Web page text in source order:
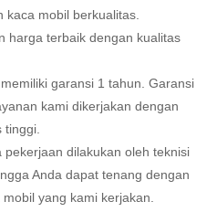
kaca mobil berkualitas.
harga terbaik dengan kualitas
garansi 1 tahun. Garansi
kami dikerjakan dengan
pekerjaan dilakukan oleh teknisi
Anda dapat tenang dengan
yang kami kerjakan.